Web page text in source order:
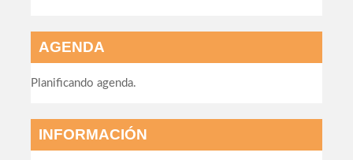
AGENDA
Planificando agenda.
INFORMACIÓN